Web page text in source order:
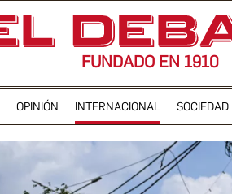
FUNDADO EN 1910
OPINIÓN INTERNACIONAL SOCIEDAD